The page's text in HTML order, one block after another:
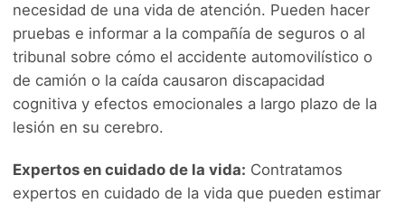
necesidad de una vida de atención. Pueden hacer
pruebas e informar a la compañía de seguros o al
tribunal sobre cómo el accidente automovilístico o
de camión o la caída causaron discapacidad
cognitiva y efectos emocionales a largo plazo de la
lesión en su cerebro.
Expertos en cuidado de la vida: Contratamos
expertos en cuidado de la vida que pueden estimar